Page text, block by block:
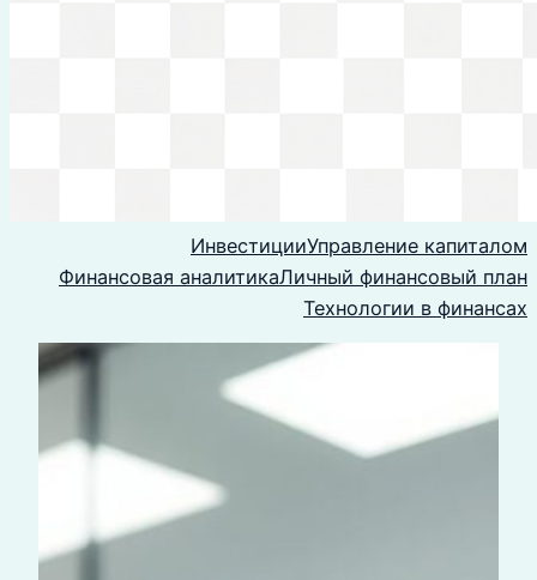
ИнвестицииУправление капиталом
Финансовая аналитикаЛичный финансовый план
Технологии в финансах